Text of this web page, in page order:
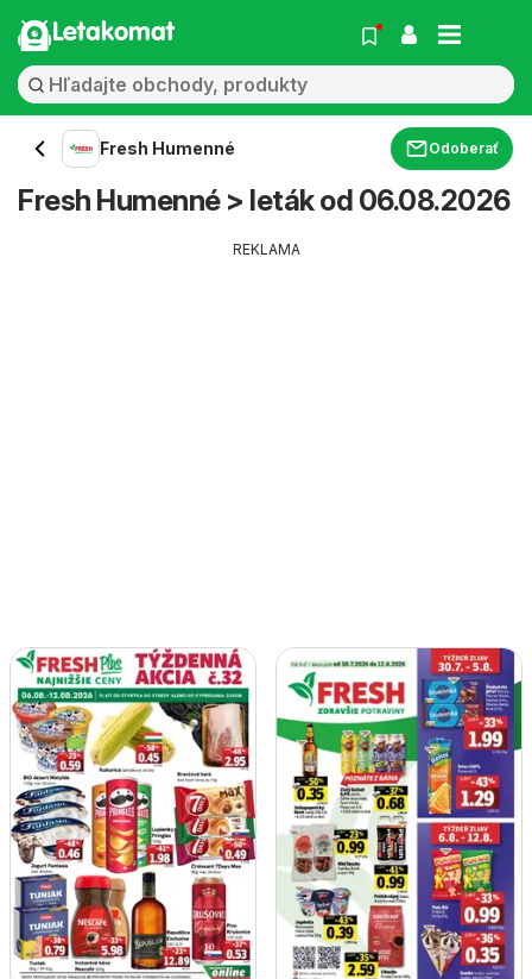
Letakomat
Fresh Humenné Odoberať
Fresh Humenné > leták od 06.08.2026
REKLAMA